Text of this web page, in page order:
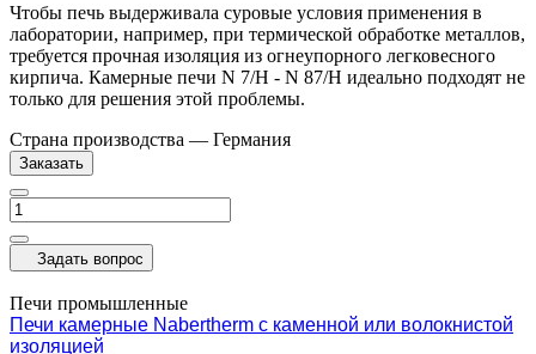
Чтобы печь выдерживала суровые условия применения в
лаборатории, например, при термической обработке металлов,
требуется прочная изоляция из огнеупорного легковесного
кирпича. Камерные печи N 7/H - N 87/H идеально подходят не
только для решения этой проблемы.
Страна производства — Германия
Заказать
Задать вопрос
Печи промышленные
Печи камерные Nabertherm с каменной или волокнистой
изоляцией